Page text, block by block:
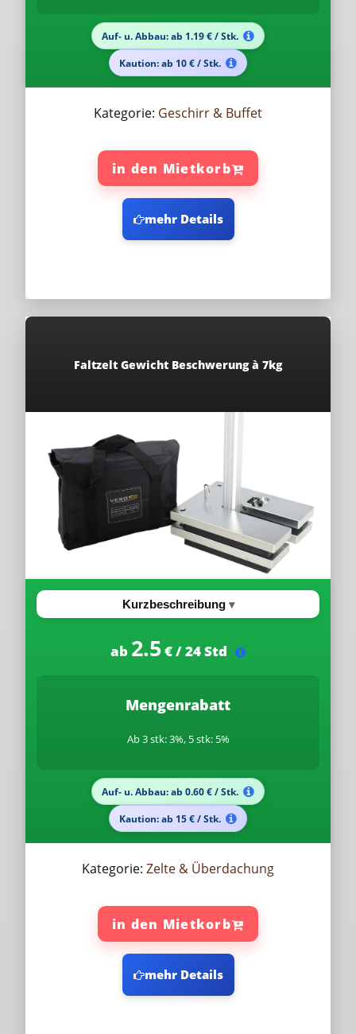
Auf- u. Abbau: ab 1.19 € / Stk.
Kaution: ab 10 € / Stk.
Kategorie: Geschirr & Buffet
in den Mietkorb
mehr Details
Faltzelt Gewicht Beschwerung à 7kg
Kurzbeschreibung
ab 2.5€ / 24 Std
Mengenrabatt
Ab 3 stk: 3%, 5 stk: 5%
Auf- u. Abbau: ab 0.60 € / Stk.
Kaution: ab 15 € / Stk.
Kategorie: Zelte & Überdachung
in den Mietkorb
mehr Details